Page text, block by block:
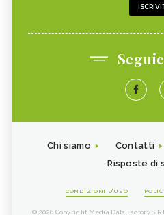
Chi siamo Contatti
Risposte di
CONDIZIONI D'USO
© 2026 Copyright Media Data Factory